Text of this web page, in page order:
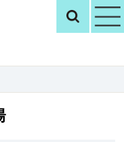
観光いばらき検